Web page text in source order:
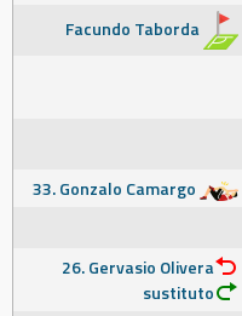
Facundo Taborda
33. Gonzalo Camargo
26. Gervasio Olivera
sustituto